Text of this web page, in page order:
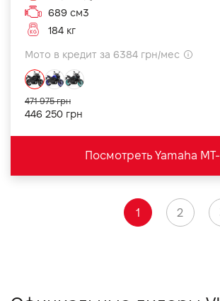
689 см3
184 кг
Мото в кредит за 6384 грн/мес
446 250 грн
471 975 грн
Посмотреть Yamaha
1 2